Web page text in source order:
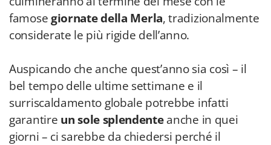
famosegiornate della Merla, tradizionalmente
considerate le più rigide dell’anno.
Auspicando che anche quest’anno sia così – il
bel tempo delle ultime settimane e il
surriscaldamento globale potrebbe infatti
garantire un sole splendenteanche in quei
giorni – ci sarebbe da chiedersi perché il